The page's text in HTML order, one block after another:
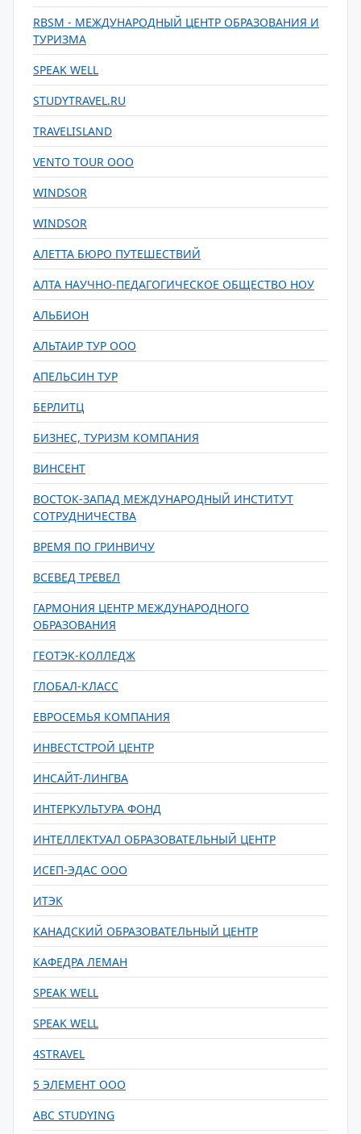
RBSM - МЕЖДУНАРОДНЫЙ ЦЕНТР ОБРАЗОВАНИЯ И
ТУРИЗМА
SPEAK WELL
STUDYTRAVEL.RU
TRAVELISLAND
VENTO TOUR OOO
WINDSOR
WINDSOR
АЛЕТТА БЮРО ПУТЕШЕСТВИЙ
АЛТА НАУЧНО-ПЕДАГОГИЧЕСКОЕ ОБЩЕСТВО НОУ
АЛЬБИОН
АЛЬТАИР ТУР ООО
АПЕЛЬСИН ТУР
БЕРЛИТЦ
БИЗНЕС, ТУРИЗМ КОМПАНИЯ
ВИНСЕНТ
ВОСТОК-ЗАПАД МЕЖДУНАРОДНЫЙ ИНСТИТУТ
СОТРУДНИЧЕСТВА
ВРЕМЯ ПО ГРИНВИЧУ
ВСЕВЕД ТРЕВЕЛ
ГАРМОНИЯ ЦЕНТР МЕЖДУНАРОДНОГО
ОБРАЗОВАНИЯ
ГЕОТЭК-КОЛЛЕДЖ
ГЛОБАЛ-КЛАСС
ЕВРОСЕМЬЯ КОМПАНИЯ
ИНВЕСТСТРОЙ ЦЕНТР
ИНСАЙТ-ЛИНГВА
ИНТЕРКУЛЬТУРА ФОНД
ИНТЕЛЛЕКТУАЛ ОБРАЗОВАТЕЛЬНЫЙ ЦЕНТР
ИСЕП-ЭДАС ООО
ИТЭК
КАНАДСКИЙ ОБРАЗОВАТЕЛЬНЫЙ ЦЕНТР
КАФЕДРА ЛЕМАН
SPEAK WELL
SPEAK WELL
4STRAVEL
5 ЭЛЕМЕНТ ООО
ABC STUDYING